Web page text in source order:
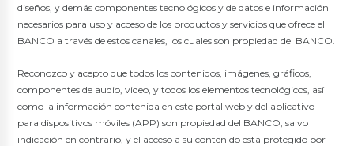
diseños, y demás componentes tecnológicos y de datos e información
necesarios para uso y acceso de los productos y servicios que ofrece el
BANCO a través de estos canales, los cuales son propiedad del BANCO.
Reconozco y acepto que todos los contenidos, imágenes, gráficos,
componentes de audio, video, y todos los elementos tecnológicos, así
como la información contenida en este portal web y del aplicativo
para dispositivos móviles (APP) son propiedad del BANCO, salvo
indicación en contrario, y el acceso a su contenido está protegido por